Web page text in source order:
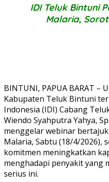
IDI Teluk Bintuni
Malaria,
BINTUNI, PAPUA BARAT –
Kabupaten Teluk Bintuni
Indonesia (IDI) Cabang
Wiendo Syahputra Yahya,
menggelar webinar
Malaria, Sabtu (18/4/2026),
komitmen meningkatkan
menghadapi penyakit yang
serius ini.